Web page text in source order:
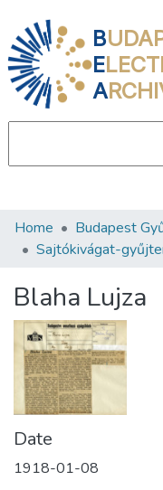
B
E
A
Communities &
Statistics
About us
Home Budapest
Sajtókivágat-
Blaha Lujza
Date
1918-01-08